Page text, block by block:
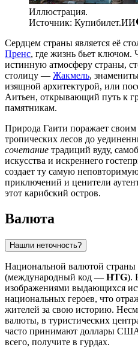
Иллюстрация.
Источник: Купибилет.ИИ
Сердцем страны является её
Пренс, где жизнь бьет ключом.
истинную атмосферу страны,
столицу — Жакмель,
изящной архитектурой, или
Аитьен, открывающий путь к
памятникам.
Природа Гаити поражает своим
тропических лесов до
сочетание традиций вуду,
искусства и искреннего
создает ту самую
приключений и ценители
этот карибский остров.
Валюта
Нашли неточность?
Национальной валютой страны
(международный код — HTG).
изображениями выдающихся
национальных героев, что
жителей за свою историю.
валюты, в туристических
часто принимают доллары
всего, получите в гурдах.